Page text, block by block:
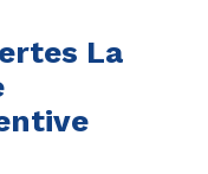
La